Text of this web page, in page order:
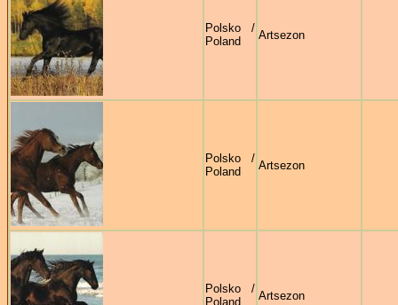
Polsko /
Poland
Artsezon
Polsko /
Poland
Artsezon
Polsko /
Poland
Artsezon